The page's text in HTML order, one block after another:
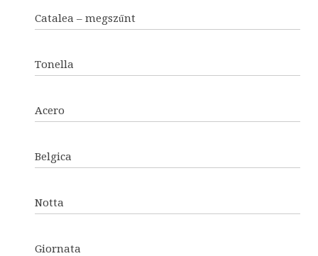
Catalea – megszűnt
Tonella
Acero
Belgica
Notta
Giornata